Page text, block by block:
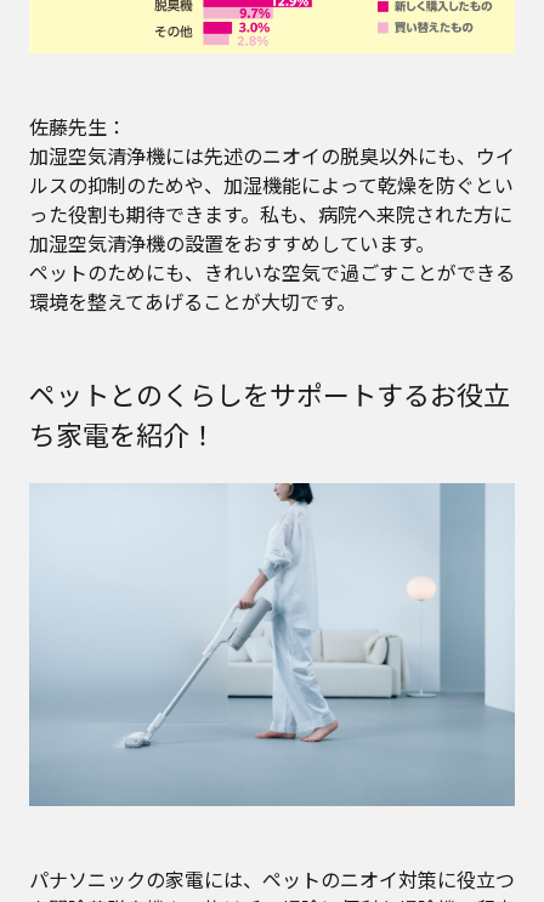
佐藤先生：
加湿空気清浄機には先述のニオイの脱臭以外にも、ウイ
ルスの抑制のためや、加湿機能によって乾燥を防ぐとい
った役割も期待できます。私も、病院へ来院された方に
加湿空気清浄機の設置をおすすめしています。
ペットのためにも、きれいな空気で過ごすことができる
環境を整えてあげることが大切です。
ペットとのくらしをサポートするお役立
ち家電を紹介！
パナソニックの家電には、ペットのニオイ対策に役立つ